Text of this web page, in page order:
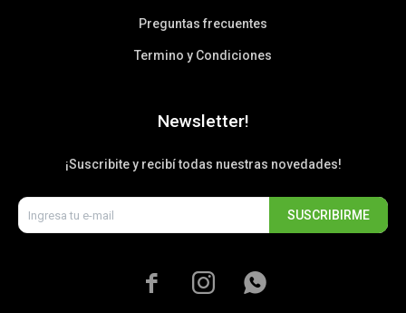
Preguntas frecuentes
Termino y Condiciones
Newsletter!
¡Suscribite y recibí todas nuestras novedades!
SUSCRIBIRME
  